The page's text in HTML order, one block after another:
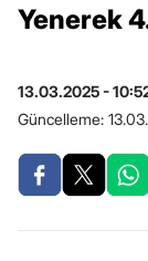
Yenerek
13.03.2025 -
Güncelleme: